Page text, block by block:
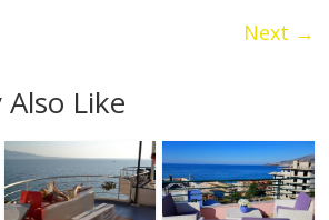
Next →
Like